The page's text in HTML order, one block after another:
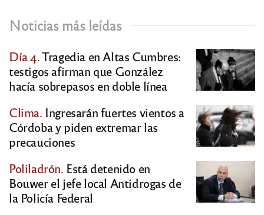
Noticias más leídas
Día 4.Tragedia en Altas Cumbres:
testigos afirman que González
hacía sobrepasos en doble línea
Clima. Ingresarán fuertes vientos a
Córdoba y piden extremar las
precauciones
Poliladrón. Está detenido en
Bouwer el jefe local Antidrogas de
la Policía Federal